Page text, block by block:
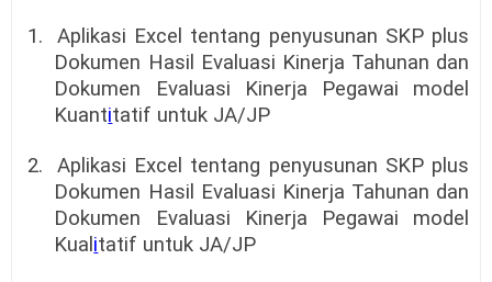
1.
Aplikasi Excel tentang penyusunan SKP plus
Dokumen Hasil Evaluasi Kinerja Tahunan dan
Dokumen Evaluasi Kinerja Pegawai model
Kuantitatif untuk JA/JP
2.
Aplikasi Excel tentang penyusunan SKP plus
Dokumen Hasil Evaluasi Kinerja Tahunan dan
Dokumen Evaluasi Kinerja Pegawai model
Kual itatif untuk JA/JP